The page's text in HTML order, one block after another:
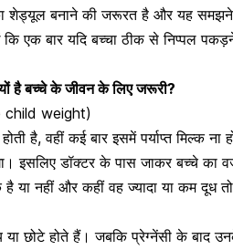
शेड्यूल बनाने की जरूरत है और यह समझने
एक बार यदि बच्चा ठीक से निप्पल
है बच्चे के जीवन के लिए जरूरी?
weight)
है, वहीं कई बार इसमें पर्याप्त मिल्क
इसलिए डॉक्टर के पास जाकर बच्चे का
नहीं और कहीं वह ज्यादा या कम दूध तो
या छोटे होते हैं।जबकि प्रेग्नेंसी के बाद